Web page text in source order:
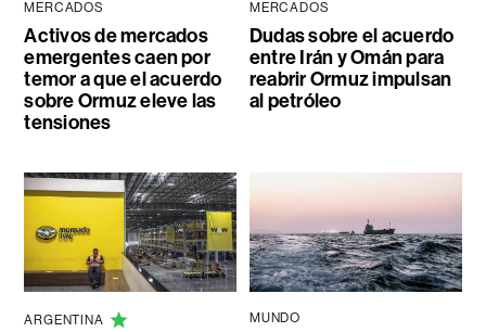
MERCADOS
Activos de mercados
emergentes caen por
temor a que el acuerdo
sobre Ormuz eleve las
tensiones
MERCADOS
Dudas sobre el acuerdo
entre Irán y Omán para
reabrir Ormuz impulsan
al petróleo
ARGENTINA MUNDO